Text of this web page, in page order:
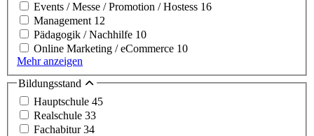
Events / Messe / Promotion / Hostess 16
Management 12
Pädagogik / Nachhilfe 10
Online Marketing / eCommerce 10
Mehr anzeigen
Bildungsstand
Hauptschule 45
Realschule 33
Fachabitur34